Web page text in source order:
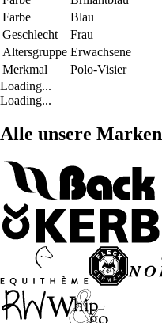
Farbe
Blau
Geschlecht
Frau
Altersgruppe Erwachsene
Merkmal
Polo-Visier
Loading...
Loading...
Alle unsere Marken